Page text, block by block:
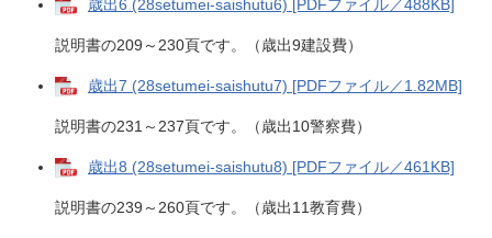
歳出6 (28setumei-saishutu6) [PDFファイル／488KB]
説明書の209～230頁です。（歳出9建設費）
歳出7 (28setumei-saishutu7) [PDFファイル／1.82MB]
説明書の231～237頁です。（歳出10警察費）
歳出8 (28setumei-saishutu8) [PDFファイル／461KB]
説明書の239～260頁です。（歳出11教育費）